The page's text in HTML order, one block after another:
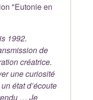
"Eutonie en
1992.
de
créatrice.
une curiosité
état d’écoute
… Je